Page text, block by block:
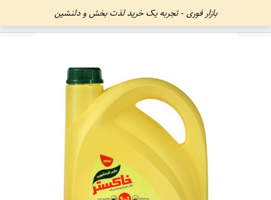
بازار فوری - تجربه یک خرید لذت بخش و دلنشین